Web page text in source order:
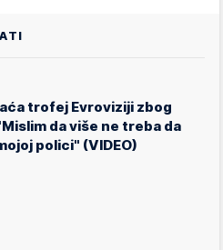
trofej Evroviziji zbog
da više ne treba da
polici" (VIDEO)